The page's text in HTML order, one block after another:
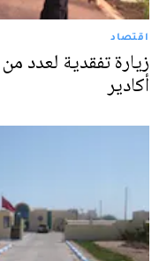
اقتصاد
زيارة تفقدية لعدد من
أكادير